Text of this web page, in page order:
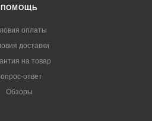
ПОМОЩЬ
оплаты
доставки
на товар
ответ
Обзоры